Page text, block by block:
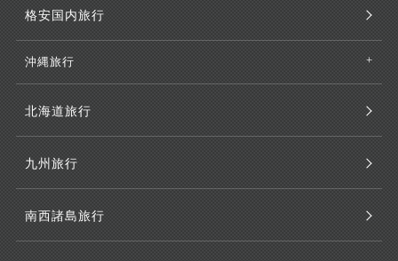
格安国内旅行
沖縄旅行
北海道旅行
九州旅行
南西諸島旅行